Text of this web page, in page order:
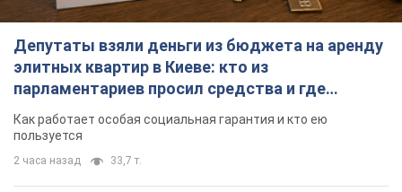
Депутаты взяли деньги из бюджета на аренду
элитных квартир в Киеве: кто из
парламентариев просил средства и где
поселился
Как работает особая социальная гарантия и кто ею
пользуется
2 часа назад 33,7 т.